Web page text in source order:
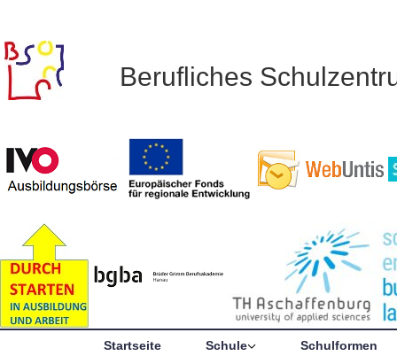
Berufliches
Startseite Schule Schulformen